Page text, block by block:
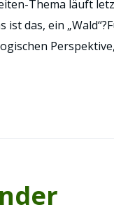
Thema läuft
ist das, ein